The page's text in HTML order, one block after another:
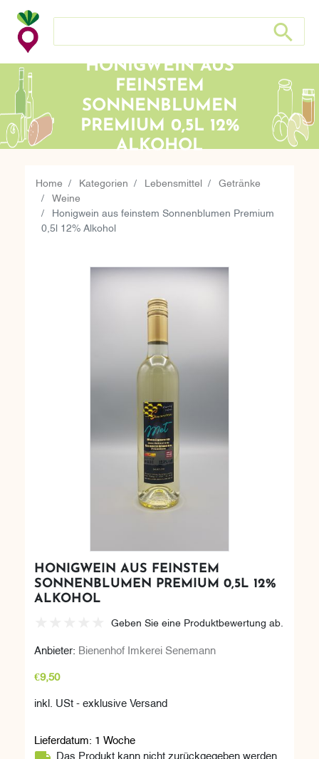
Suche nach: Zum Beispiel Wein, Fleisch, Keramik, Holz,
Suche
HONIGWEIN AUS
FEINSTEM
SONNENBLUMEN
PREMIUM 0,5L 12%
ALKOHOL
Home Kategorien Lebensmittel Getränke
Weine
Honigwein aus feinstem Sonnenblumen Premium
0,5l 12% Alkohol
HONIGWEIN AUS FEINSTEM
SONNENBLUMEN PREMIUM 0,5L 12%
ALKOHOL
Geben Sie eine Produktbewertung ab.
Anbieter: Bienenhof Imkerei Senemann
€9,50
inkl. USt - exklusive Versand
Lieferdatum: 1 Woche
Das Produkt kann nicht zurückgegeben werden